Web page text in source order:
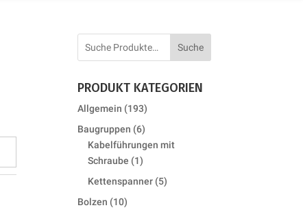
Suche
PRODUKT KATEGORIEN
Allgemein 193193
products
Baugruppen 66
products
Kabelführungen mit
Schraube
11
product
Kettenspanner 55
Bolzen 1010